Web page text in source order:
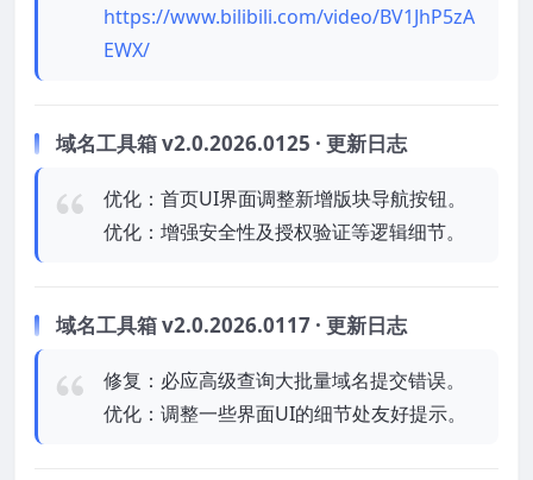
https://www.bilibili.com/video/BV1JhP5zA
EWX/
域名工具箱 v2.0.2026.0125 · 更新日志
优化：首页UI界面调整新增版块导航按钮。
优化：增强安全性及授权验证等逻辑细节。
域名工具箱 v2.0.2026.0117 · 更新日志
修复：必应高级查询大批量域名提交错误。
优化：调整一些界面UI的细节处友好提示。